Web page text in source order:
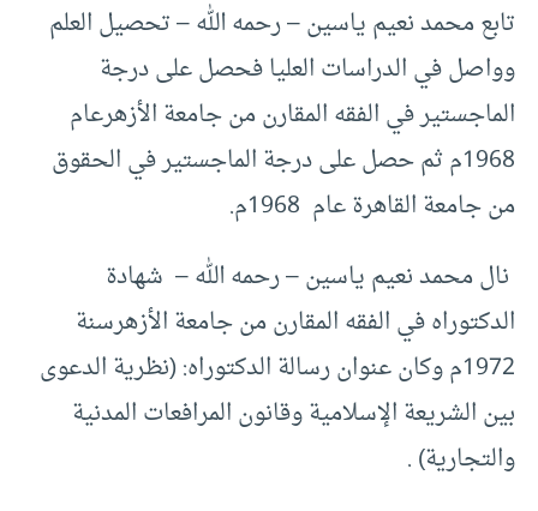
تابع محمد نعيم ياسين – رحمه الله – تحصيل العلم
وواصل في الدراسات العليا فحصل على درجة
الماجستير في الفقه المقارن من جامعة الأزهرعام
1968م ثم حصل على درجة الماجستير في الحقوق
من جامعة القاهرة عام 1968م.
نال محمد نعيم ياسين – رحمه الله – شهادة
الدكتوراه في الفقه المقارن من جامعة الأزهرسنة
1972م وكان عنوان رسالة الدكتوراه: (نظرية الدعوى
بين الشريعة الإسلامية وقانون المرافعات المدنية
والتجارية) .